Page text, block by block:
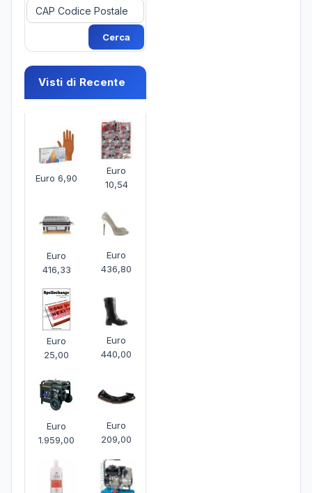
Visti di Recente
Euro 6,90
Euro
10,54
Euro
416,33
Euro
436,80
Euro
25,00
Euro
440,00
Euro
1.959,00
Euro
209,00